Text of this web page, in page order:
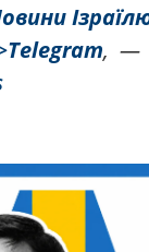
Telegram, —